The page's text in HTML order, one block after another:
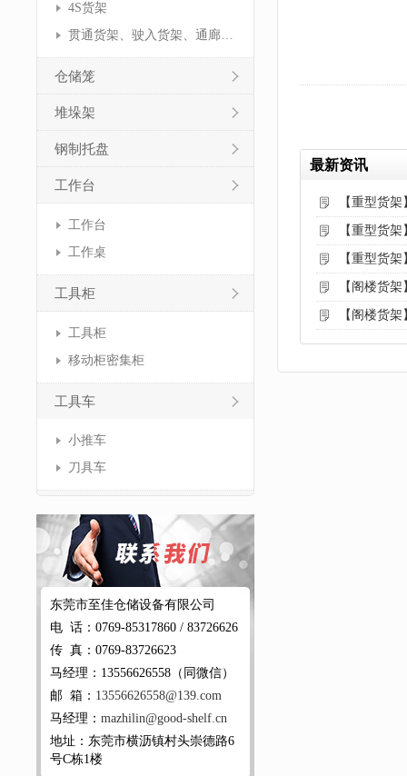
4S货架
贯通货架、驶入货架、通廊货架
仓储笼
堆垛架
钢制托盘
工作台
工作台
工作桌
工具柜
工具柜
移动柜密集柜
工具车
小推车
刀具车
东莞市至佳仓储设备有限公司
电 话：0769-85317860 / 83726626
传 真：0769-83726623
马经理：13556626558（同微信）
邮 箱： 13556626558@139.com
马经理： mazhilin@good-shelf.cn
地址：东莞市横沥镇村头崇德路6
号C栋1楼
最新资讯
【重型货
【重型货
【重型货
【阁楼货
【阁楼货